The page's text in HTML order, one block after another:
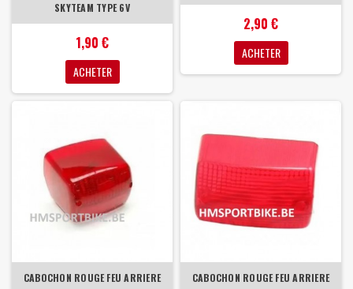
SKYTEAM TYPE 6V
1,90 €
ACHETER
2,90 €
ACHETER
CABOCHON ROUGE FEU ARRIERE
CABOCHON ROUGE FEU ARRIERE